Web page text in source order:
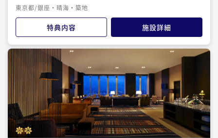
東京都/銀座・晴海・築地
特典内容 施設詳細